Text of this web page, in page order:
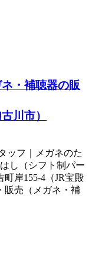
・補聴器の販
川市）
ッフ｜メガネのた
し（シフト制パー
町岸155-4（JR宝殿
販売（メガネ・補